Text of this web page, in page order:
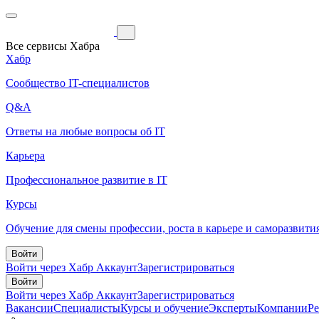
Все сервисы Хабра
Хабр
Сообщество IT-специалистов
Q&A
Ответы на любые вопросы об IT
Карьера
Профессиональное развитие в IT
Курсы
Обучение для смены профессии, роста в карьере и
Войти
Войти через Хабр АккаунтЗарегистрироваться
Войти
Войти через Хабр АккаунтЗарегистрироваться
ВакансииСпециалистыКурсы и обучениеЭкспертыКомпании